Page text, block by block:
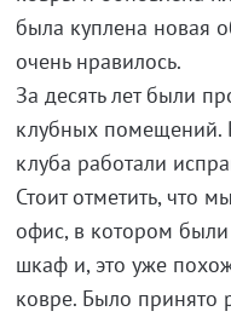
была куплена новая
очень нравилось.
За десять лет были
клубных помещений.
клуба работали
Стоит отметить, что
офис, в котором были
шкаф и, это уже
ковре. Было принято